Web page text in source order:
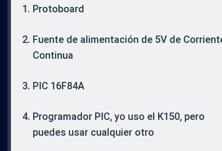
Protoboard
Fuente de alimentación de 5V de
Continua
PIC 16F84A
Programador PIC, yo uso el K150, pero
puedes usar cualquier otro